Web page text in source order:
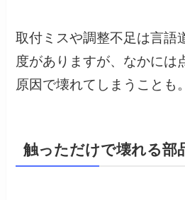
取付ミスや調整不足は言語
度がありますが、なかには
原因で壊れてしまうことも。
触っただけで壊れる部